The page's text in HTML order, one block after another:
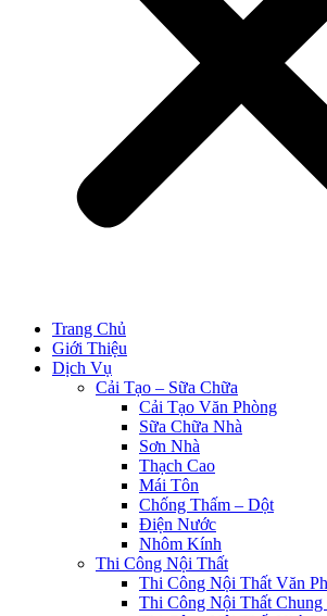
Trang Chủ
Giới Thiệu
Dịch Vụ
Cải Tạo – Sữa Chữa
Cải Tạo Văn Phòng
Sữa Chữa Nhà
Sơn Nhà
Thạch Cao
Mái Tôn
Chống Thấm – Dột
Điện Nước
Nhôm Kính
Thi Công Nội Thất
Thi Công Nội Thất Văn
Thi Công Nội Thất Chung